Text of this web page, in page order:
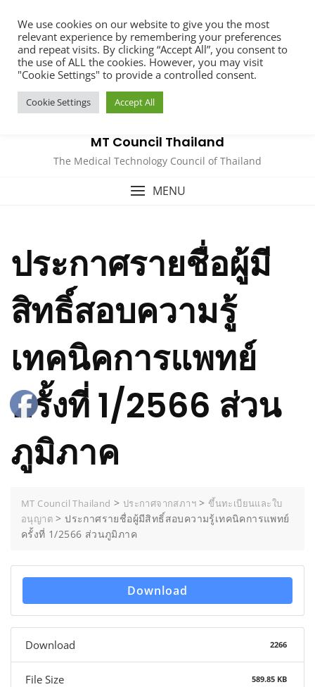
content
MT Council Thailand
The Medical Technology Council of Thailand
MENU
ประกาศรายชื่อผู้มี
สิทธิ์สอบความรู้
เทคนิคการแพทย์
ครั้งที่ 1/2566 ส่วน
ภูมิภาค
MT Council Thailand > ประกาศจากสภาฯ >ขึ้นทะเบียนและใบ
อนุญาต >ประกาศรายชื่อผู้มีสิทธิ์สอบความรู้เทคนิคการแพทย์
ครั้งที่ 1/2566 ส่วนภูมิภาค
Download
Download 2266
File Size 589.85 KB
We use cookies on our website to give you the most
relevant experience by remembering your preferences
and repeat visits. By clicking “Accept All”, you consent to
the use of ALL the cookies. However, you may visit
"Cookie Settings" to provide a controlled consent.
Cookie Settings Accept All